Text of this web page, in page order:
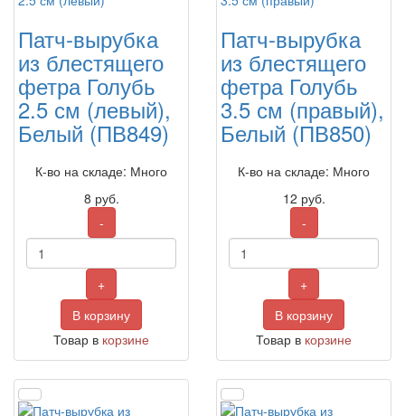
Патч-вырубка
из блестящего
фетра Голубь
2.5 см (левый),
Белый (ПВ849)
К-во на складе: Много
8 руб.
-
+
В корзину
Товар в корзине
Патч-вырубка
из блестящего
фетра Голубь
3.5 см (правый),
Белый (ПВ850)
К-во на складе: Много
12 руб.
-
+
В корзину
Товар в корзине